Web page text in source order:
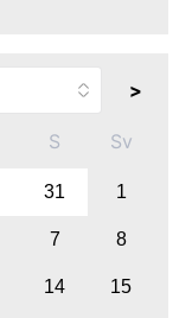
>
S Sv
31 1
7 8
14 15